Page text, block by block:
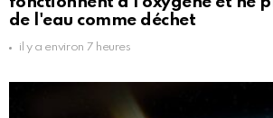
de l'eau comme déchet
il y a environ 7 heures